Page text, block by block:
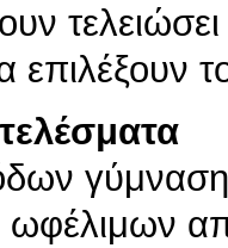
επιλέξουν